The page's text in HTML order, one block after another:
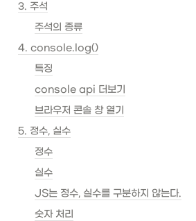
3. 주석
주석의 종류
4. console.log()
특징
console api 더보기
브라우저 콘솔 창 열기
5. 정수, 실수
정수
실수
JS는 정수, 실수를 구분하지 않는다.
숫자 처리